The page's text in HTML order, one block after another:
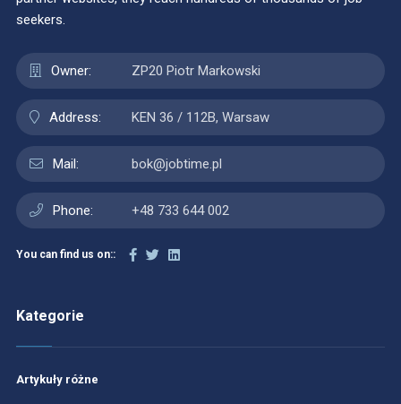
seekers.
Owner: ZP20 Piotr Markowski
Address: KEN 36 / 112B, Warsaw
Mail: bok@jobtime.pl
Phone: +48 733 644 002
You can find us on::
Kategorie
Artykuły różne